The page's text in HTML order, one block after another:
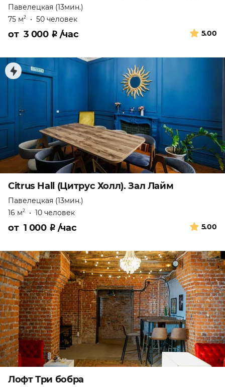
Павелецкая (13мин.)
75 м2 • 50 человек
5.00
от 3 000 ₽ /час
Citrus Hall (Цитрус Холл). Зал Лайм
Павелецкая (13мин.)
16 м2 • 10 человек
5.00
от 1 000 ₽ /час
Лофт Три бобра